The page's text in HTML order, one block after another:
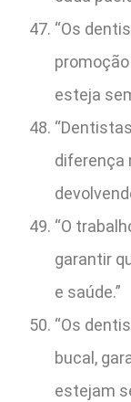
“Os
esteja
diferença
“O
garantir
e saúde.”
“Os
bucal,
estejam